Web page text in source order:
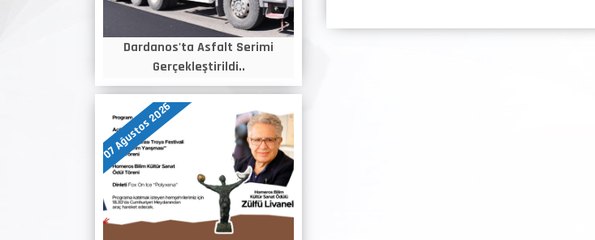
Dardanos'ta Asfalt Serimi
Gerçekleştirildi..
07 Ağustos 2026